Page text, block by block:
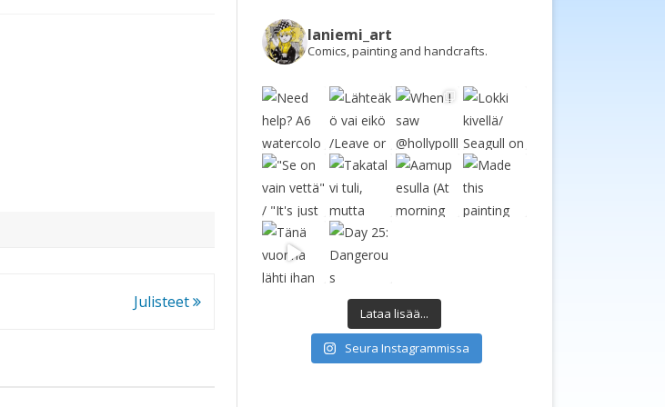
Julisteet
laniemi_art
Comics, painting and handcrafts.
Lataa lisää...
Seura Instagrammissa